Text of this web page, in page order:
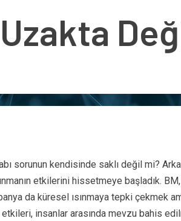
kendisinde saklı değil mi?
etkilerini hissetmeye başladık.
da küresel ısınmaya tepki çekmek
insanlar arasında mevzu bahis